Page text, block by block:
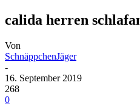
calida herren
Von
SchnäppchenJäger
-
16. September 2019
268
0